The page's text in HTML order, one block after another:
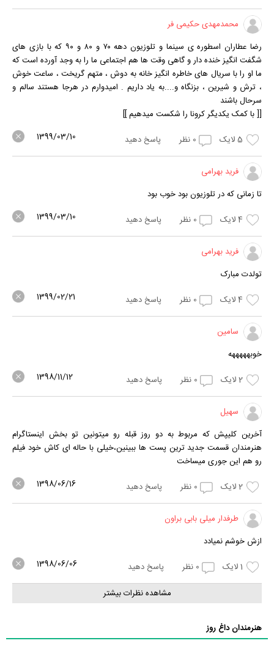
محمدمهدی حکیمی فر
رضا عطاران اسطوره ی سینما و تلوزیون دهه ۷۰ و ۸۰ و ۹۰ که با بازی های
شگفت انگیز خنده دار و گاهی وقت ها هم اجتماعی ما را به وجد آورده است که
ما او را با سریال های خاطره انگیز خانه به دوش ، متهم گریخت ، ساعت خوش
، ترش و شیرین ، بزنگاه و....به یاد داریم . امیدوارم در هرجا هستند سالم و
سرحال باشند
[[ با کمک یکدیگر کرونا را شکست میدهیم ]]
5لایک 0 نظر پاسخ دهید 1399/03/10
فرید بهرامی
تا زمانی که در تلوزیون بود خوب بود
4لایک 0 نظر پاسخ دهید 1399/03/10
فرید بهرامی
تولدت مبارک
4لایک 0 نظر پاسخ دهید 1399/02/21
سامین
خوبهههههه
2لایک 0 نظر پاسخ دهید 1398/11/12
سهیل
آخرین کلیپش که مربوط به دو روز قبله رو میتونین تو بخش اینستاگرام
هنرمندان قسمت جدید ترین پست ها ببینین،خیلی با حاله ای کاش خود فیلم
رو هم این جوری میساخت
2لایک 0 نظر پاسخ دهید 1398/06/16
طرفدار میلی بابی براون
ازش خوشم نمیادد
1لایک 0 نظر پاسخ دهید 1398/06/06
مشاهده نظرات بیشتر
هنرمندان داغ روز